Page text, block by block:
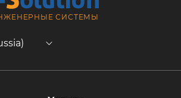
СИСТЕМЫ